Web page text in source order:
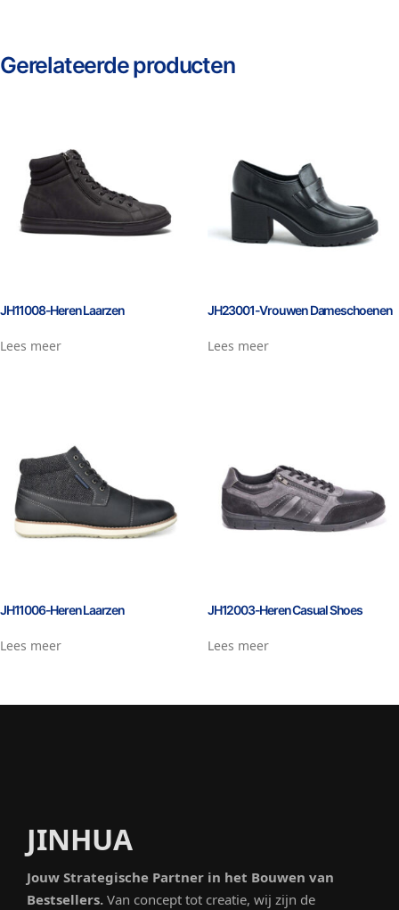
Gerelateerde producten
JH11008-Heren Laarzen
Lees meer
JH23001-Vrouwen Dameschoenen
Lees meer
JH11006-Heren Laarzen
Lees meer
JH12003-Heren Casual Shoes
Lees meer
JINHUA
Jouw Strategische Partner in het Bouwen van
Bestsellers. Van concept tot creatie, wij zijn de